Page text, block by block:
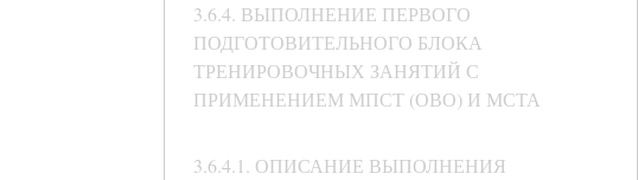
3.6.4. ВЫПОЛНЕНИЕ ПЕРВОГО
ПОДГОТОВИТЕЛЬНОГО БЛОКА
ТРЕНИРОВОЧНЫХ ЗАНЯТИЙ С
ПРИМЕНЕНИЕМ МПСТ (ОВО) И МСТА
3.6.4.1. ОПИСАНИЕ ВЫПОЛНЕНИЯ